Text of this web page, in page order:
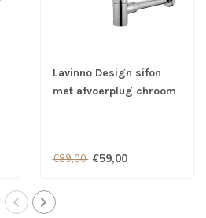
Lavinno Design sifon
met afvoerplug chroom
€89,00 €59,00